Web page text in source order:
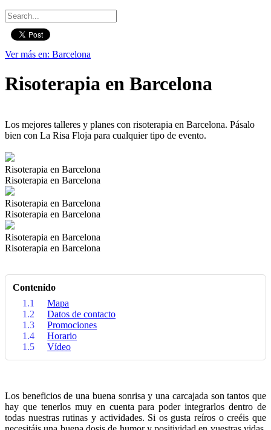
Ver más en: Barcelona
Risoterapia en Barcelona
Los mejores talleres y planes con risoterapia en Barcelona. Pásalo
bien con La Risa Floja para cualquier tipo de evento.
Risoterapia en Barcelona
Risoterapia en Barcelona
Risoterapia en Barcelona
Risoterapia en Barcelona
Risoterapia en Barcelona
Risoterapia en Barcelona
Contenido
1.1
Mapa
1.2
Datos de contacto
1.3
Promociones
1.4
Horario
1.5
Vídeo
Los beneficios de una buena sonrisa y una carcajada son tantos que
hay que tenerlos muy en cuenta para poder integrarlos dentro de
todas nuestras rutinas y actividades. Si os gusta reíros o creéis que